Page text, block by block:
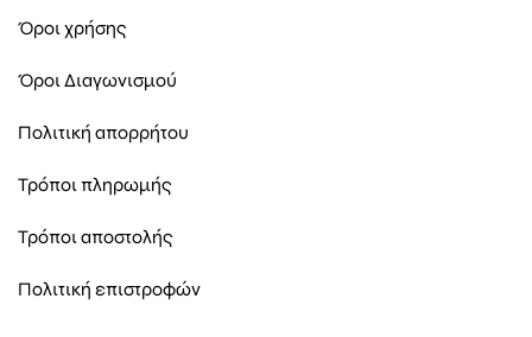
Όροι χρήσης
Όροι Διαγωνισμού
Πολιτική απορρήτου
Τρόποι πληρωμής
Τρόποι αποστολής
Πολιτική επιστροφών